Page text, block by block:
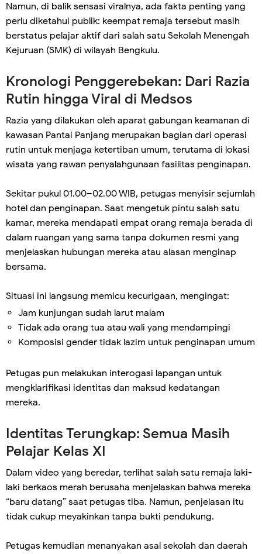
Namun, di balik sensasi viralnya, ada fakta penting yang
perlu diketahui publik: keempat remaja tersebut masih
berstatus pelajar aktif dari salah satu Sekolah Menengah
Kejuruan (SMK) di wilayah Bengkulu.
Kronologi Penggerebekan: Dari Razia
Rutin hingga Viral di Medsos
Razia yang dilakukan oleh aparat gabungan keamanan di
kawasan Pantai Panjang merupakan bagian dari operasi
rutin untuk menjaga ketertiban umum, terutama di lokasi
wisata yang rawan penyalahgunaan fasilitas penginapan.
Sekitar pukul 01.00–02.00 WIB, petugas menyisir sejumlah
hotel dan penginapan. Saat mengetuk pintu salah satu
kamar, mereka mendapati empat orang remaja berada di
dalam ruangan yang sama tanpa dokumen resmi yang
menjelaskan hubungan mereka atau alasan menginap
bersama.
Situasi ini langsung memicu kecurigaan, mengingat:
Jam kunjungan sudah larut malam
Tidak ada orang tua atau wali yang mendampingi
Komposisi gender tidak lazim untuk penginapan umum
Petugas pun melakukan interogasi lapangan untuk
mengklarifikasi identitas dan maksud kedatangan
mereka.
Identitas Terungkap: Semua Masih
Pelajar Kelas XI
Dalam video yang beredar, terlihat salah satu remaja laki-
laki berkaos merah berusaha menjelaskan bahwa mereka
“baru datang” saat petugas tiba. Namun, penjelasan itu
tidak cukup meyakinkan tanpa bukti pendukung.
Petugas kemudian menanyakan asal sekolah dan daerah